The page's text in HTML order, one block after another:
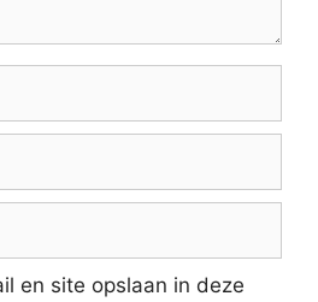
en site opslaan in deze